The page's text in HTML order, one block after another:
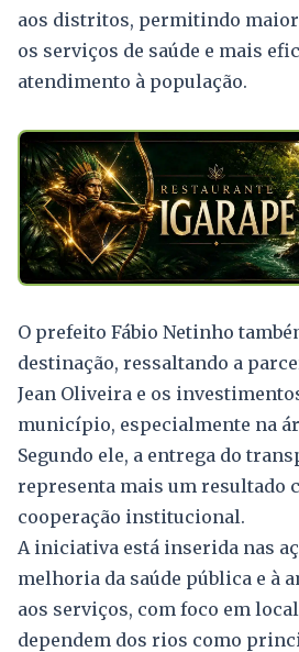
aos distritos, permitindo
os serviços de saúde e mais
atendimento à população.
O prefeito Fábio Netinho
destinação, ressaltando a
Jean Oliveira e os
município, especialmente na
Segundo ele, a entrega do
representa mais um resultado
cooperação institucional.
A iniciativa está inserida nas
melhoria da saúde pública e à
aos serviços, com foco em
dependem dos rios como